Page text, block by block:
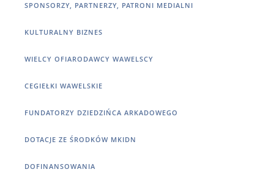
SPONSORZY, PARTNERZY, PATRONI MEDIALNI
KULTURALNY BIZNES
WIELCY OFIARODAWCY WAWELSCY
CEGIEŁKI WAWELSKIE
FUNDATORZY DZIEDZIŃCA ARKADOWEGO
DOTACJE ZE ŚRODKÓW MKIDN
DOFINANSOWANIA